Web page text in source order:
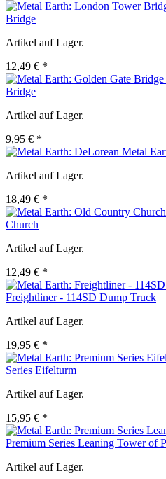
Bridge
Artikel auf Lager.
12,49 € *
Bridge
Artikel auf Lager.
9,95 € *
Metal
Artikel auf Lager.
18,49 € *
Church
Artikel auf Lager.
12,49 € *
Freightliner - 114SD Dump Truck
Artikel auf Lager.
19,95 € *
Series Eifelturm
Artikel auf Lager.
15,95 € *
Premium Series Leaning Tower of
Artikel auf Lager.